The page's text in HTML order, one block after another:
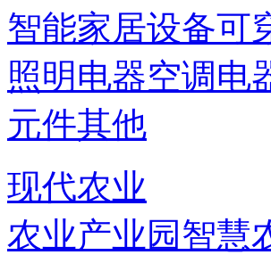
智能家居设备可
照明电器空调电
元件其他
现代农业
农业产业园智慧